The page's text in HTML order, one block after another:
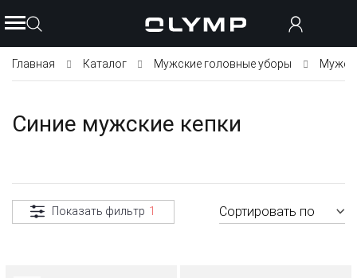
Главная Каталог Мужские головные уборы
Синие мужские кепки
Показать фильтр 1 Сортировать по